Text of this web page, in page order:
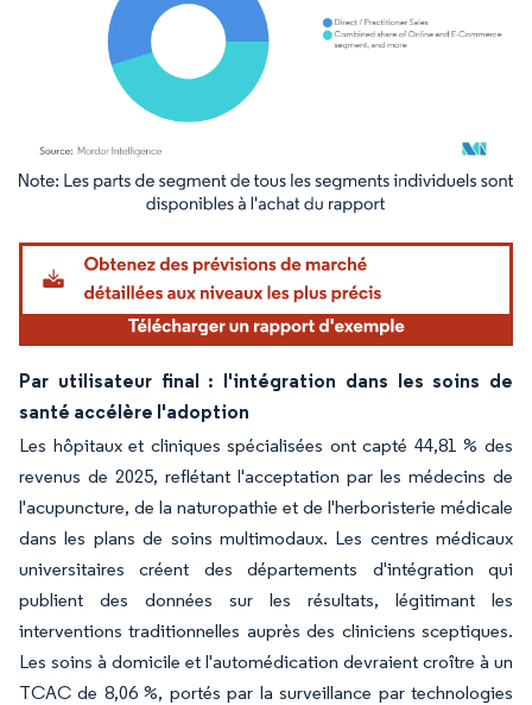
Image © Mordor Intelligence. La réutilisation nécessite une attribution sous CC BY
Par utilisateur final : l'intégration dans les soins de
santé accélère l'adoption
Les hôpitaux et cliniques spécialisées ont capté 44,81 % des
revenus de 2025, reflétant l'acceptation par les médecins de
l'acupuncture, de la naturopathie et de l'herboristerie médicale
dans les plans de soins multimodaux. Les centres médicaux
universitaires créent des départements d'intégration qui
publient des données sur les résultats, légitimant les
interventions traditionnelles auprès des cliniciens sceptiques.
Les soins à domicile et l'automédication devraient croître à un
TCAC de 8,06 %, portés par la surveillance par technologies